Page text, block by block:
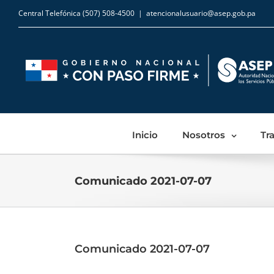
Central Telefónica (507) 508-4500 | atencionalusuario@asep.gob.pa
Inicio Nosotros
Comunicado 2021-07-07
Comunicado 2021-07-07